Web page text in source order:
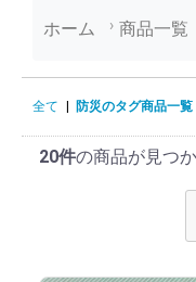
ホーム 商品一覧
防災のタグ
全て 防災のタグ商品一覧
20件の商品が見つ